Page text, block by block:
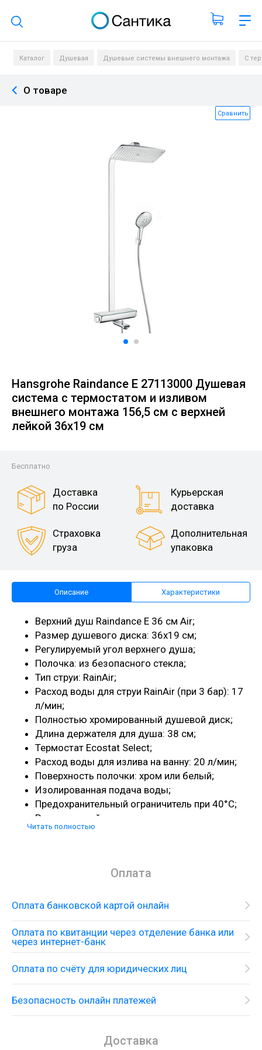
Поиск по каталогу
Каталог Душевая Душевые системы внешнего монтажа С
О товаре
Сравнить
Hansgrohe Raindance E 27113000 Душевая
система с термостатом и изливом
внешнего монтажа 156,5 см с верхней
лейкой 36х19 см
Бесплатно
Доставка
по России
Курьерская
доставка
Страховка
груза
Дополнительная
упаковка
Описание Характеристики
Верхний душ Raindance E 36 см Air;
Размер душевого диска: 36x19 см;
Регулируемый угол верхнего душа;
Полочка: из безопасного стекла;
Тип струи: RainAir;
Расход воды для струи RainAir (при 3 бар): 17
л/мин;
Полностью хромированный душевой диск;
Длина держателя для душа: 38 см;
Термостат Ecostat Select;
Расход воды для излива на ванну: 20 л/мин;
Поверхность полочки: хром или белый;
Изолированная подача воды;
Предохранительный ограничитель при 40°C;
Регулируемый ограничитель температуры
горячей воды;
Вид монтажа: наружный монтаж;
Соединительная резьба G ½;
Для установки на соединительную резьбу G ½
необходимо использовать комплект
Класс шума: I;
Класс расхода воды: C, B;
Состоит из:
Шланг Isiflex 160 см, ½’ (# 28276000);
Читать полностью
Оплата
Оплата банковской картой онлайн
Оплата по квитанции через отделение банка или
через интернет-банк
Оплата по счёту для юридических лиц
Безопасность онлайн платежей
Доставка